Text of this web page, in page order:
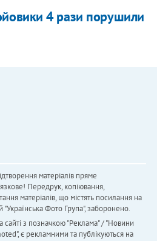
4 рази порушили
матеріалів пряме
Передрук, копіювання,
матеріалів, що містять посилання на
"Українська Фото Група", заборонено.
сайті з позначкою "Реклама" / "Новини
є рекламними та публікуються на